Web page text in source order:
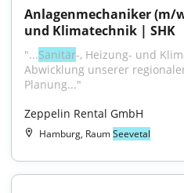
Anlagenmechaniker (m/
und Klimatechnik | SHK
"...Sanitär-, Heizung- und
Abwicklung unserer
Planung..."
Zeppelin Rental GmbH
Hamburg, RaumSeevetal